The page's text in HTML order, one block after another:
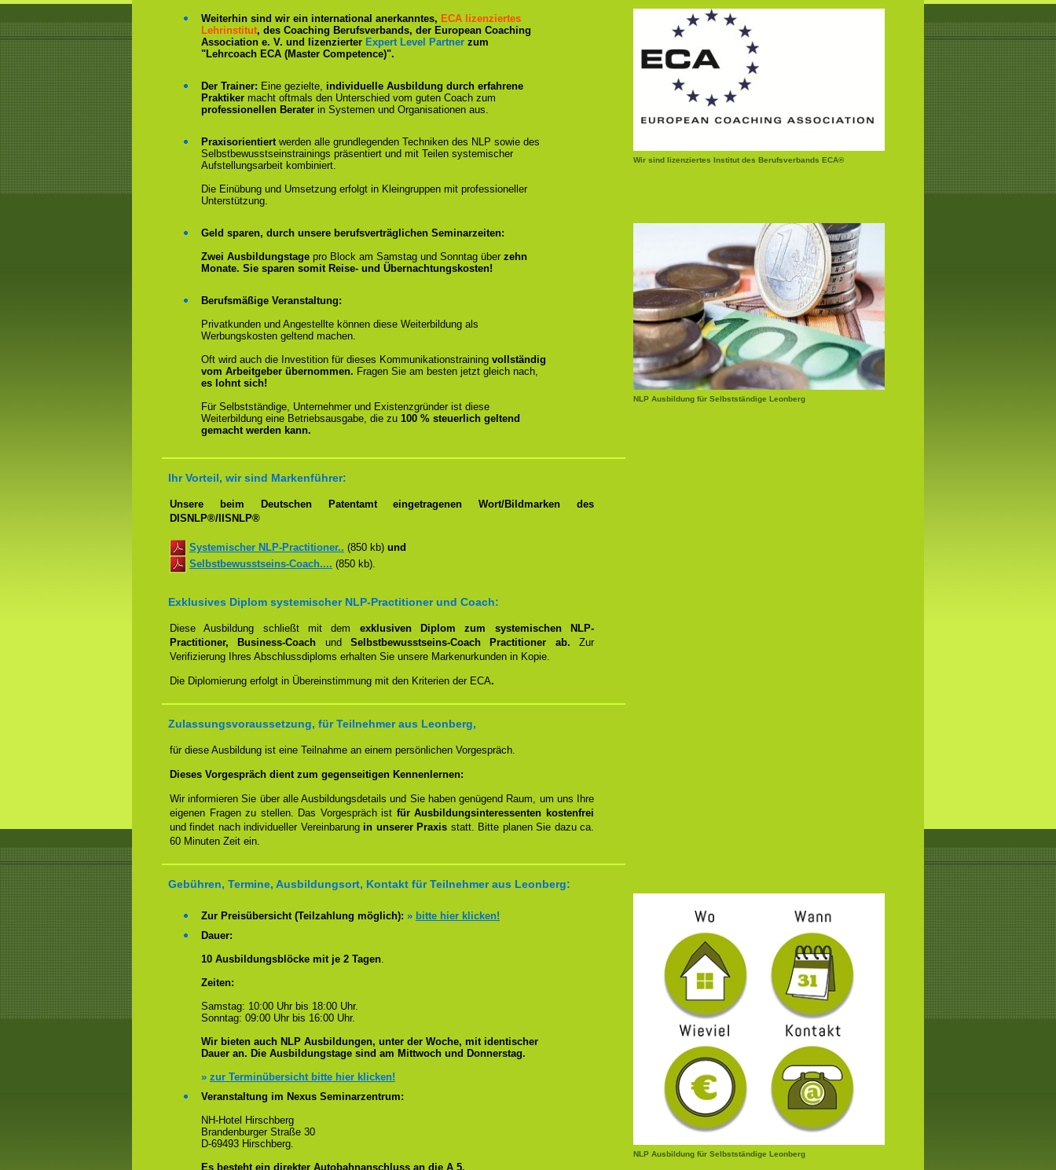
Wir sind lizenziertes Institut des Berufsverbands ECA®
Weiterhin sind wir ein international anerkanntes, ECA lizenziertes
Lehrinstitut, des Coaching Berufsverbands, der European Coaching
Association e. V. und lizenzierter Expert Level Partner zum
"Lehrcoach ECA (Master Competence)".
Der Trainer: Eine gezielte, individuelle Ausbildung durch erfahrene
Praktiker macht oftmals den Unterschied vom guten Coach zum
professionellen Berater in Systemen und Organisationen aus.
Praxisorientiertwerden alle grundlegenden Techniken des NLP sowie des
Selbstbewusstseinstrainings präsentiert und mit Teilen systemischer
Aufstellungsarbeit kombiniert.
Die Einübung und Umsetzung erfolgt in Kleingruppen mit professioneller
Unterstützung.
NLP Ausbildung für Selbstständige Leonberg
Geld sparen, durch unsere berufsverträglichen Seminarzeiten:
Zwei Ausbildungstage pro Block am Samstag und Sonntag über zehn
Monate. Sie sparen somit Reise- und Übernachtungskosten!
Berufsmäßige Veranstaltung:
Privatkunden und Angestellte können diese Weiterbildung als
Werbungskosten geltend machen.
Oft wird auch die Investition für dieses Kommunikationstraining vollständig
vom Arbeitgeber übernommen. Fragen Sie am besten jetzt gleich nach,
es lohnt sich!
Für Selbstständige, Unternehmer und Existenzgründer ist diese
Weiterbildung eine Betriebsausgabe, die zu 100 % steuerlich geltend
gemacht werden kann.
Ihr Vorteil, wir sind Markenführer:
Unsere beim Deutschen Patentamt eingetragenen Wort/Bildmarken des
DISNLP®/IISNLP®
Systemischer NLP-Practitioner.. (850 kb) und
Selbstbewusstseins-Coach.... (850 kb).
Exklusives Diplom systemischer NLP-Practitioner und Coach:
Diese Ausbildung schließt mit dem exklusiven Diplom zum systemischen NLP-
Practitioner, Business-Coach undSelbstbewusstseins-Coach Practitioner ab.Zur
Verifizierung Ihres Abschlussdiploms erhalten Sie unsere Markenurkunden in Kopie.
Die Diplomierung erfolgt in Übereinstimmung mit den Kriterien der ECA.
Zulassungsvoraussetzung, für Teilnehmer aus Leonberg,
für diese Ausbildung ist eine Teilnahme an einem persönlichen Vorgespräch.
Dieses Vorgespräch dient zum gegenseitigen Kennenlernen:
Wir informieren Sie über alle Ausbildungsdetails und Sie haben genügend Raum, um uns Ihre
eigenen Fragen zu stellen. Das Vorgespräch ist für Ausbildungsinteressenten kostenfrei
und findet nach individueller Vereinbarung in unserer Praxis statt. Bitte planen Sie dazu ca.
60 Minuten Zeit ein.
Gebühren, Termine, Ausbildungsort, Kontakt für Teilnehmer aus Leonberg:
NLP Ausbildung für Selbstständige Leonberg
Zur Preisübersicht (Teilzahlung möglich): » bitte hier klicken!
Dauer:
10 Ausbildungsblöcke mit je 2 Tagen.
Zeiten:
Samstag: 10:00 Uhr bis 18:00 Uhr.
Sonntag: 09:00 Uhr bis 16:00 Uhr.
Wir bieten auch NLP Ausbildungen, unter der Woche, mit identischer
Dauer an. Die Ausbildungstage sind am Mittwoch und Donnerstag.
» zur Terminübersicht bitte hier klicken!
Veranstaltung im Nexus Seminarzentrum:
NH-Hotel Hirschberg
Brandenburger Straße 30
D-69493 Hirschberg.
Es besteht ein direkter Autobahnanschluss an die A 5.